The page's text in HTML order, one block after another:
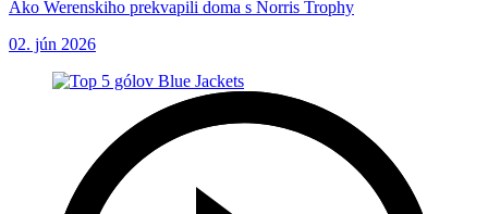
Ako Werenskiho prekvapili doma s Norris Trophy
02. jún 2026